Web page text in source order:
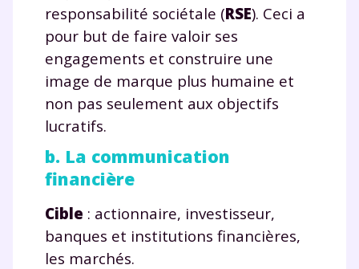
responsabilité sociétale (RSE). Ceci a
pour but de faire valoir ses
engagements et construire une
image de marque plus humaine et
non pas seulement aux objectifs
lucratifs.
b. La communication
financière
Cible : actionnaire, investisseur,
banques et institutions financières,
les marchés.
Envie de progresser
et de réussir votre
année scolaire ?